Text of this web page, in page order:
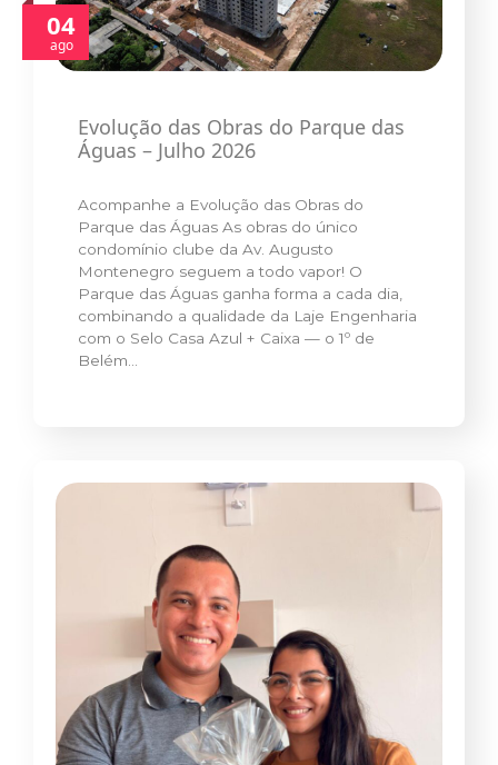
04
ago
Evolução das Obras do Parque das
Águas – Julho 2026
Acompanhe a Evolução das Obras do
Parque das Águas As obras do único
condomínio clube da Av. Augusto
Montenegro seguem a todo vapor! O
Parque das Águas ganha forma a cada dia,
combinando a qualidade da Laje Engenharia
com o Selo Casa Azul + Caixa — o 1º de
Belém…